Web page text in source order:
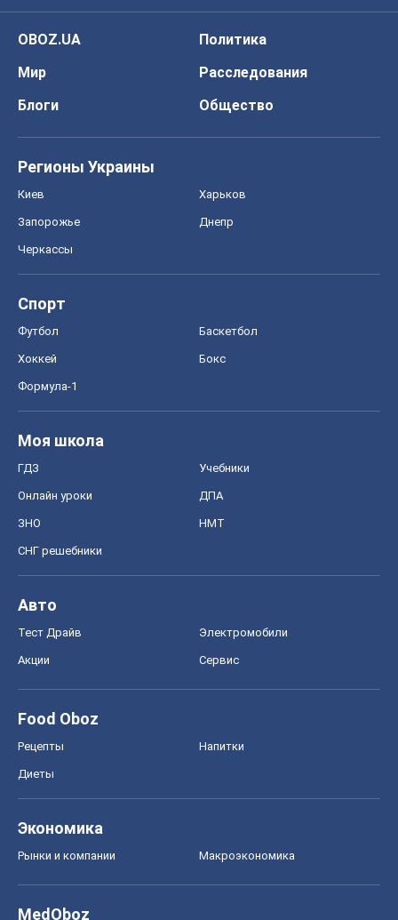
OBOZ.UA
Политика
Мир
Расследования
Блоги
Общество
Регионы Украины
Киев Харьков
Запорожье Днепр
Черкассы
Спорт
Футбол Баскетбол
Хоккей Бокс
Формула-1
Моя школа
ГДЗ Учебники
Онлайн уроки ДПА
ЗНО НМТ
СНГ решебники
Авто
Тест Драйв Электромобили
Акции Сервис
Food Oboz
Рецепты Напитки
Диеты
Экономика
Рынки и компании Mакроэкономика
MedOboz